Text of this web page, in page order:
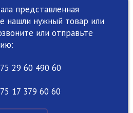
представленная
нашли нужный товар или
или отправьте
29 60 490 60
17 379 60 60